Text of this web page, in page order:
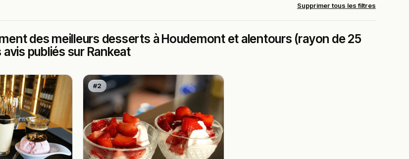
Supprimer tous les filtres
des meilleurs desserts à Houdemont et alentours (rayon de 25
publiés sur Rankeat
#2